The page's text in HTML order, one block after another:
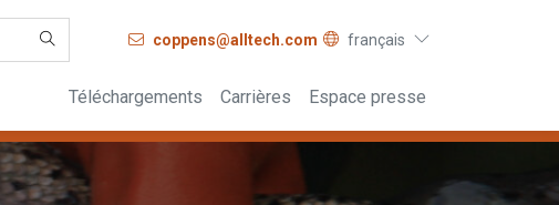
coppens@alltech.com français
Téléchargements Carrières Espace presse